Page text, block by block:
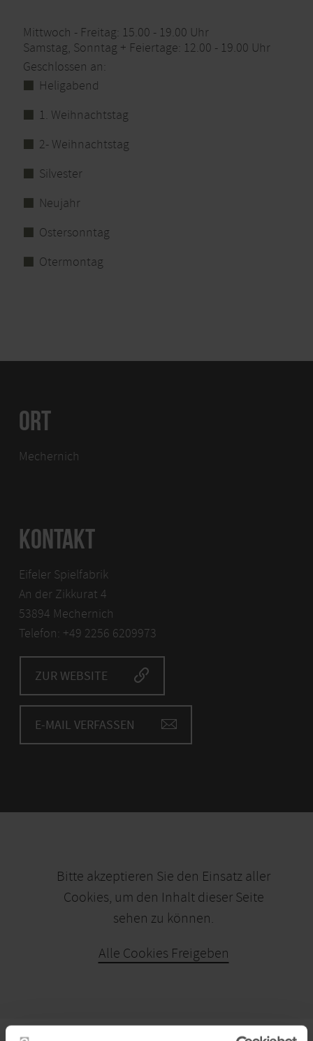
Mittwoch - Freitag: 15.00 - 19.00 Uhr
Samstag, Sonntag + Feiertage: 12.00 - 19.00 Uhr
Geschlossen an:
Heligabend
1. Weihnachtstag
2- Weihnachtstag
Silvester
Neujahr
Ostersonntag
Otermontag
ORT
Mechernich
KONTAKT
Eifeler Spielfabrik
An der Zikkurat 4
53894 Mechernich
Telefon: +49 2256 6209973
ZUR WEBSITE
E-MAIL VERFASSEN
Bitte akzeptieren Sie den Einsatz aller
Cookies, um den Inhalt dieser Seite
sehen zu können.
Alle Cookies Freigeben